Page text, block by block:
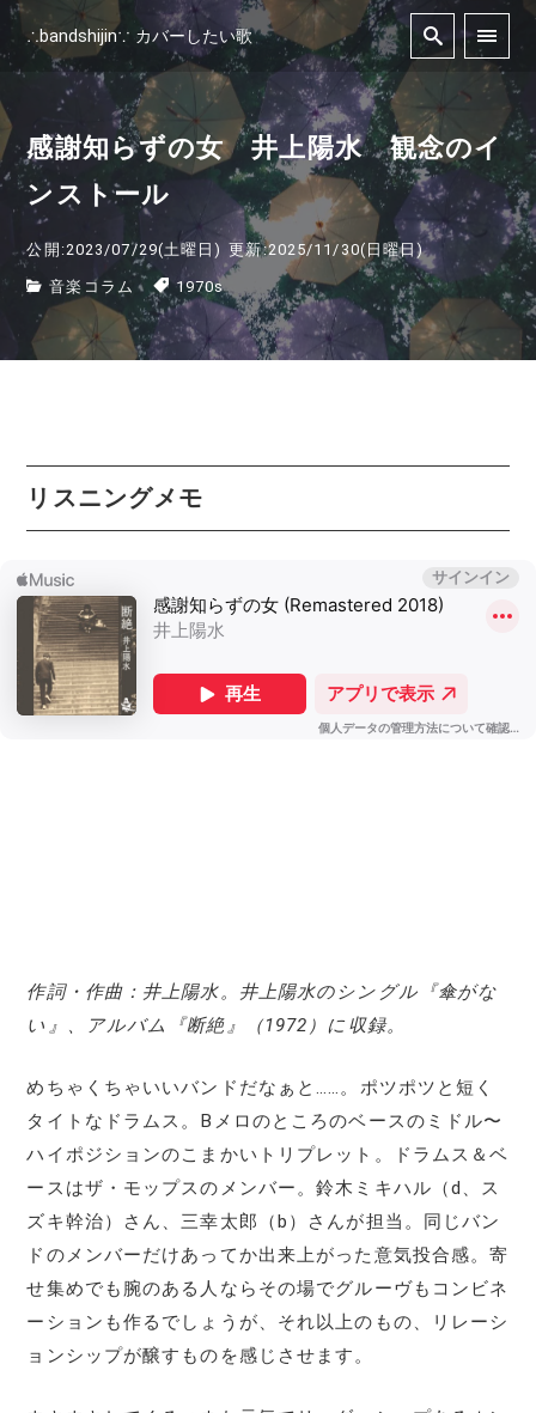
∴bandshijin∵ カバーしたい歌
感謝知らずの女 井上陽水 観念のイ
ンストール
公開:2023/07/29(土曜日) 更新:2025/11/30(日曜日)
音楽コラム 1970s
リスニングメモ
作詞・作曲：井上陽水。井上陽水のシングル『傘がな
い』、アルバム『断絶』（1972）に収録。
めちゃくちゃいいバンドだなぁと……。ポツポツと短く
タイトなドラムス。Bメロのところのベースのミドル〜
ハイポジションのこまかいトリプレット。ドラムス＆ベ
ースはザ・モップスのメンバー。鈴木ミキハル（d、ス
ズキ幹治）さん、三幸太郎（b）さんが担当。同じバン
ドのメンバーだけあってか出来上がった意気投合感。寄
せ集めでも腕のある人ならその場でグルーヴもコンビネ
ーションも作るでしょうが、それ以上のもの、リレーシ
ョンシップが醸すものを感じさせます。